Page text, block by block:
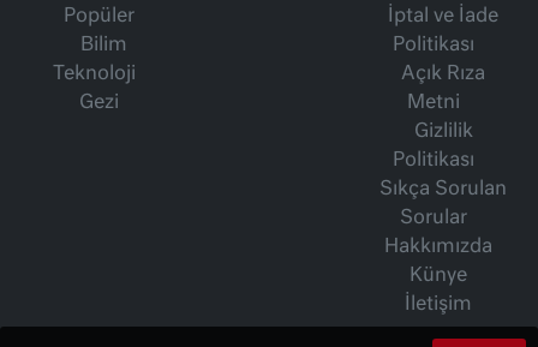
Popüler
Bilim
Teknoloji
Gezi
İptal ve İade
Politikası
Açık Rıza
Metni
Gizlilik
Politikası
Sıkça Sorulan
Sorular
Hakkımızda
Künye
İletişim